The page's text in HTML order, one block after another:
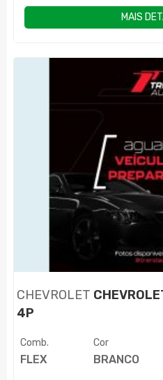
MAIS
CHEVROLET
4P
Comb.
FLEX
Cor
BRANCO